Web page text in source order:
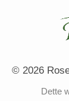
© 2026
Dette